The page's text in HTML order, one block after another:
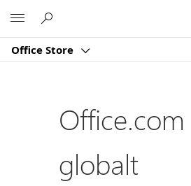
Office Store
Office.com
globalt